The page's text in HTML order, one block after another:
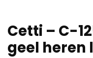
Cetti – C-
geel heren